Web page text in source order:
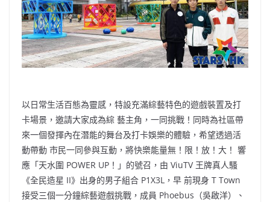
以日常生活百態為靈感，特設充滿綜藝特色的遊戲裝置及打
卡場景，邀請大家成為綜 藝主角，一同挑戰！同時為社區帶
來一個發揮內在潛能的舞台及打卡娛樂的體驗，希望透過活
動帶動 市民一同參與互動，將快樂能量無！限！放！大！ 響
應「天水圍 POWER UP！」的號召，由 ViuTV 王牌真人騷
《全民造星 II》出身的男子組合 P1X3L，早 前現身 T Town
接受三個一分鐘綜藝遊戲挑戰，成員 Phoebus（吳啟洋）、